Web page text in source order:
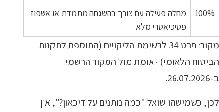
100%
מחלה פעילה עם צורך בהשגחה מתמדת או אשפוז
פסיכיאטרי מלא
מקור: פרט 34 לרשימת הליקויים (התוספת לתקנות
הביטוח הלאומי) · אומת מול המקור הרשמי
ב-26.07.2026.
לכן, כשמישהו שואל "כמה נותנים על דיכאון?", אין